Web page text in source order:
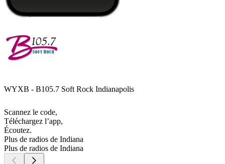
WYXB - B105.7 Soft Rock Indianapolis
Scannez le code,
Téléchargez l’app,
Écoutez.
Plus de radios de Indiana
Plus de radios de Indiana